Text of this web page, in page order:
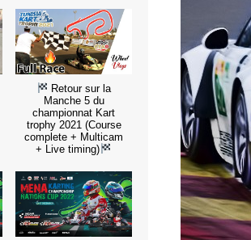
Retour sur la
Manche 5 du
championnat Kart
trophy 2021 (Course
complete + Multicam
+ Live timing)